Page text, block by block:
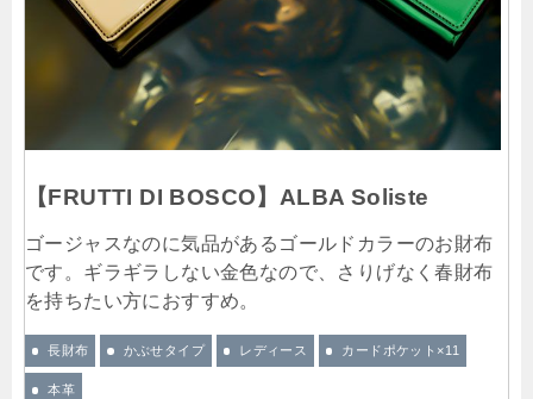
【FRUTTI DI BOSCO】ALBA Soliste
ゴージャスなのに気品があるゴールドカラーのお財布
です。ギラギラしない金色なので、さりげなく春財布
を持ちたい方におすすめ。
長財布 かぶせタイプ レディース カードポケット×11
本革